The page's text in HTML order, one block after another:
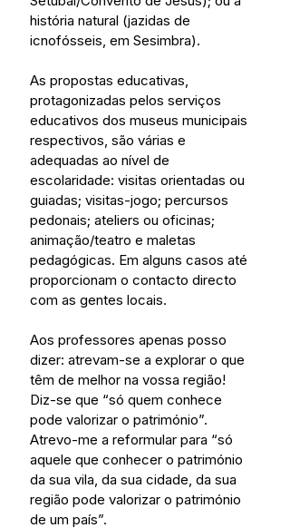
história natural (jazidas de
icnofósseis, em Sesimbra).
As propostas educativas,
protagonizadas pelos serviços
educativos dos museus municipais
respectivos, são várias e
adequadas ao nível de
escolaridade: visitas orientadas ou
guiadas; visitas-jogo; percursos
pedonais; ateliers ou oficinas;
animação/teatro e maletas
pedagógicas. Em alguns casos até
proporcionam o contacto directo
com as gentes locais.
Aos professores apenas posso
dizer: atrevam-se a explorar o que
têm de melhor na vossa região!
Diz-se que “só quem conhece
pode valorizar o património”.
Atrevo-me a reformular para “só
aquele que conhecer o património
da sua vila, da sua cidade, da sua
região pode valorizar o património
de um país”.